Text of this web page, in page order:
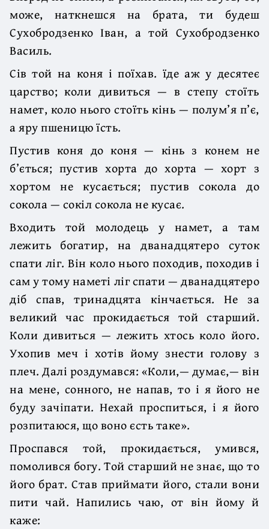
може, наткнешся на брата, ти будеш
Сухобродзенко Іван, а той Сухобродзенко
Василь.
Сів той на коня і поїхав. їде аж у десятеє
царство; коли дивиться — в степу стоїть
намет, коло нього стоїть кінь — полум’я п’є,
а яру пшеницю їсть.
Пустив коня до коня — кінь з конем не
б’ється; пустив хорта до хорта — хорт з
хортом не кусається; пустив сокола до
сокола — сокіл сокола не кусає.
Входить той молодець у намет, а там
лежить богатир, на дванадцятеро суток
спати ліг. Він коло нього походив, походив і
сам у тому наметі ліг спати — дванадцятеро
діб спав, тринадцята кінчається. Не за
великий час прокидається той старший.
Коли дивиться — лежить хтось коло його.
Ухопив меч і хотів йому знести голову з
плеч. Далі роздумався: «Коли,— думає,— він
на мене, сонного, не напав, то і я його не
буду зачіпати. Нехай проспиться, і я його
розпитаюся, що воно єсть таке».
Проспався той, прокидається, умився,
помолився богу. Той старший не знає, що то
його брат. Став приймати його, стали вони
пити чай. Напились чаю, от він йому й
каже: